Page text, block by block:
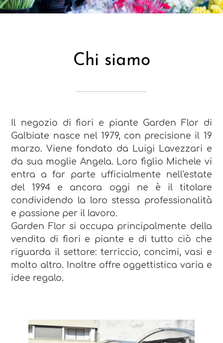
Chi siamo
Il negozio di fiori e piante Garden Flor di
Galbiate nasce nel 1979, con precisione il 19
marzo. Viene fondato da Luigi Lavezzari e
da sua moglie Angela. Loro figlio Michele vi
entra a far parte ufficialmente nell'estate
del 1994 e ancora oggi ne è il titolare
condividendo la loro stessa professionalità
e passione per il lavoro.
Garden Flor si occupa principalmente della
vendita di fiori e piante e di tutto ciò che
riguarda il settore: terriccio, concimi, vasi e
molto altro. Inoltre offre oggettistica varia e
idee regalo.